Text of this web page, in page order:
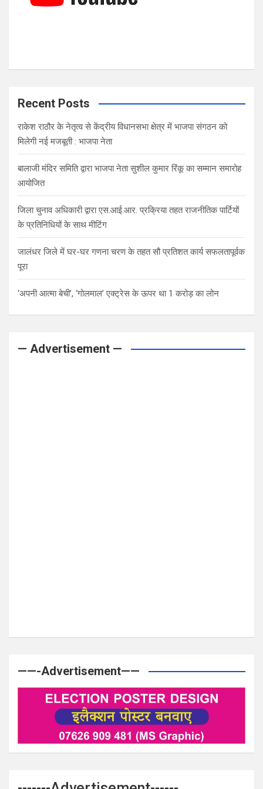
Recent Posts
राकेश राठौर के नेतृत्व से केंद्रीय विधानसभा क्षेत्र में भाजपा संगठन को
मिलेगी नई मजबूती : भाजपा नेता
बालाजी मंदिर समिति द्वारा भाजपा नेता सुशील कुमार रिंकू का सम्मान समारोह
आयोजित
जिला चुनाव अधिकारी द्वारा एस.आई.आर. प्रक्रिया तहत राजनीतिक पार्टियों
के प्रतिनिधियों के साथ मीटिंग
जालंधर जिले में घर-घर गणना चरण के तहत सौ प्रतिशत कार्य सफलतापूर्वक
पूरा
‘अपनी आत्मा बेची’, ‘गोलमाल’ एक्ट्रेस के ऊपर था 1 करोड़ का लोन
— Advertisement —
——-Advertisement——